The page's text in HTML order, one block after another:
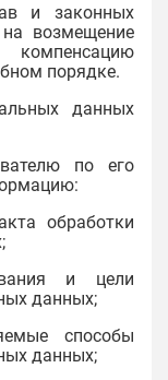
и законных
возмещение
порядке.
данных
по его
обработки
и цели
данных;
способы
данных;